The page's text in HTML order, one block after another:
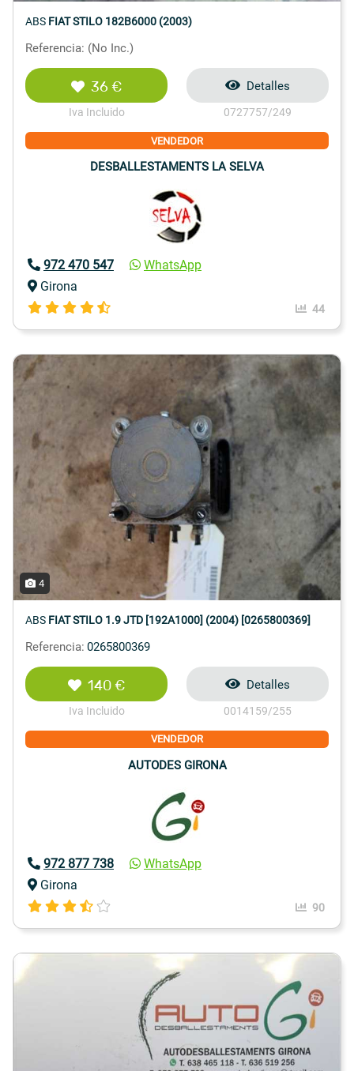
ABS FIAT STILO 182B6000 (2003)
Referencia: (No Inc.)
36 €
Iva Incluido
Detalles
0727757/249
VENDEDOR
DESBALLESTAMENTS LA SELVA
972 470 547
WhatsApp
Girona
44
4
ABS FIAT STILO 1.9 JTD [192A1000] (2004) [0265800369]
Referencia: 0265800369
140 €
Iva Incluido
Detalles
0014159/255
VENDEDOR
AUTODES GIRONA
972 877 738
WhatsApp
Girona
90